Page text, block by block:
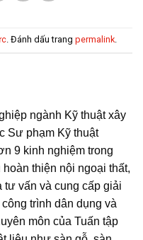
. Đánh dấu trang permalink.
ngành Kỹ thuật xây
Sư phạm Kỹ thuật
9 kinh nghiệm trong
thiện nội ngoại thất,
tư vấn và cung cấp giải
trình dân dụng và
môn của Tuấn tập